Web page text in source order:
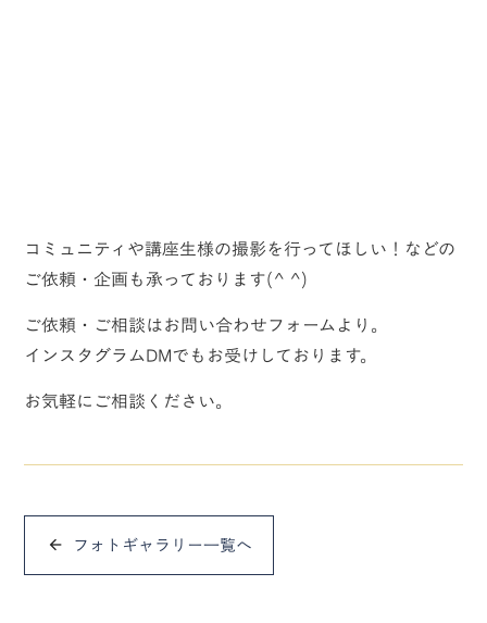
コミュニティや講座生様の撮影を行ってほしい！などの
ご依頼・企画も承っております(^ ^)
ご依頼・ご相談はお問い合わせフォームより。
インスタグラムDMでもお受けしております。
お気軽にご相談ください。
arrow_back フォトギャラリー一覧へ